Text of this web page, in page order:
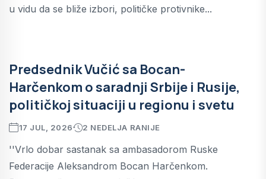
u vidu da se bliže izbori, političke protivnike...
Predsednik Vučić sa Bocan-
Harčenkom o saradnji Srbije i Rusije,
političkoj situaciji u regionu i svetu
17 JUL, 2026 2 NEDELJA RANIJE
''Vrlo dobar sastanak sa ambasadorom Ruske
Federacije Aleksandrom Bocan Harčenkom.